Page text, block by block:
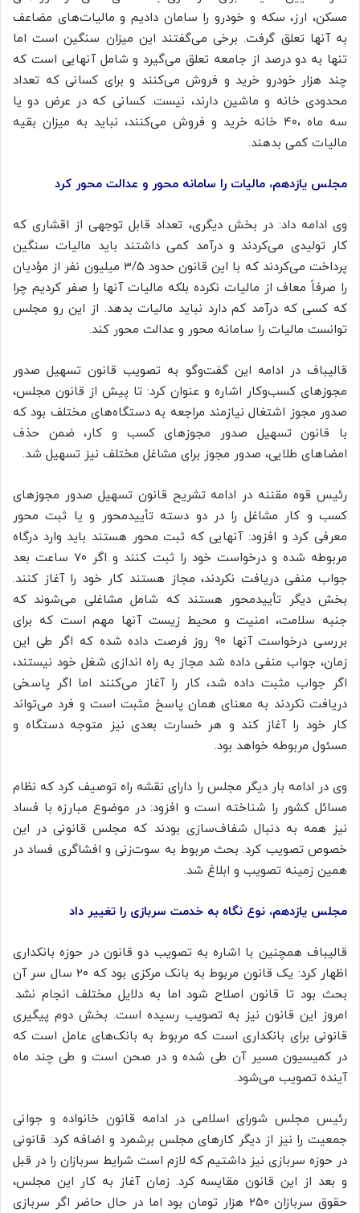
مسکن، ارز، سکه و خودرو را سامان دادیم و مالیات‌های مضاعف
به آنها تعلق گرفت. برخی می‌گفتند این میزان سنگین است اما
تنها به دو درصد از جامعه تعلق می‌گیرد و شامل آنهایی است که
چند هزار خودرو خرید و فروش می‌کنند و برای کسانی که تعداد
محدودی خانه و ماشین دارند، نیست. کسانی که در عرض دو یا
سه ماه ،۴۰ خانه خرید و فروش می‌کنند، نباید به میزان بقیه
مالیات کمی بدهند.
مجلس یازدهم، مالیات را سامانه محور و عدالت محور کرد
وی ادامه داد: در بخش دیگری، تعداد قابل توجهی از اقشاری که
کار تولیدی می‌کردند و درآمد کمی داشتند باید مالیات سنگین
پرداخت می‌کردند که با این قانون حدود ۳/۵ میلیون نفر از مؤدیان
را صرفاً معاف از مالیات نکرده بلکه مالیات آنها را صفر کردیم چرا
که کسی که درآمد کم دارد نباید مالیات بدهد. از این رو مجلس
توانست مالیات را سامانه محور و عدالت محور کند.
قالیباف در ادامه این گفت‌وگو به تصویب قانون تسهیل صدور
مجوزهای کسب‌وکار اشاره و عنوان کرد: تا پیش از قانون مجلس،
صدور مجوز اشتغال نیازمند مراجعه به دستگاه‌های مختلف بود که
با قانون تسهیل صدور مجوزهای کسب و کار، ضمن حذف
امضاهای طلایی، صدور مجوز برای مشاغل مختلف نیز تسهیل شد.
رئیس قوه مقننه در ادامه تشریح قانون تسهیل صدور مجوزهای
کسب و کار مشاغل را در دو دسته تأییدمحور و یا ثبت محور
معرفی کرد و افزود: آنهایی که ثبت محور هستند باید وارد درگاه
مربوطه شده و درخواست خود را ثبت کنند و اگر ۷۰ ساعت بعد
جواب منفی دریافت نکردند، مجاز هستند کار خود را آغاز کنند.
بخش دیگر تأییدمحور هستند که شامل مشاغلی می‌شوند که
جنبه سلامت، امنیت و محیط زیست آنها مهم است که برای
بررسی درخواست آنها ۹۰ روز فرصت داده شده که اگر طی این
زمان، جواب منفی داده شد مجاز به راه اندازی شغل خود نیستند،
اگر جواب مثبت داده شد، کار را آغاز می‌کنند اما اگر پاسخی
دریافت نکردند به معنای همان پاسخ مثبت است و فرد می‌تواند
کار خود را آغاز کند و هر خسارت بعدی نیز متوجه دستگاه و
مسئول مربوطه خواهد بود.
وی در ادامه بار دیگر مجلس را دارای نقشه راه توصیف کرد که نظام
مسائل کشور را شناخته است و افزود: در موضوع مبارزه با فساد
نیز همه به دنبال شفاف‌سازی بودند که مجلس قانونی در این
خصوص تصویب کرد. بحث مربوط به سوت‌زنی و افشاگری فساد در
همین زمینه تصویب و ابلاغ شد.
مجلس یازدهم، نوع نگاه به خدمت سربازی را تغییر داد
قالیباف همچنین با اشاره به تصویب دو قانون در حوزه بانکداری
اظهار کرد: یک قانون مربوط به بانک مرکزی بود که ۲۰ سال سر آن
بحث بود تا قانون اصلاح شود اما به دلایل مختلف انجام نشد.
امروز این قانون نیز به تصویب رسیده است. بخش دوم پیگیری
قانونی برای بانکداری است که مربوط به بانک‌های عامل است که
در کمیسیون مسیر آن طی شده و در صحن است و طی چند ماه
آینده تصویب می‌شود.
رئیس مجلس شورای اسلامی در ادامه قانون خانواده و جوانی
جمعیت را نیز از دیگر کارهای مجلس برشمرد و اضافه کرد: قانونی
در حوزه سربازی نیز داشتیم که لازم است شرایط سربازان را در قبل
و بعد از این قانون مقایسه کرد. زمان آغاز به کار این مجلس،
حقوق سربازان ۲۵۰ هزار تومان بود اما در حال حاضر اگر سربازی